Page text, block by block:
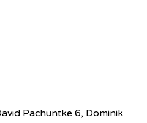
Pachuntke 6, Dominik